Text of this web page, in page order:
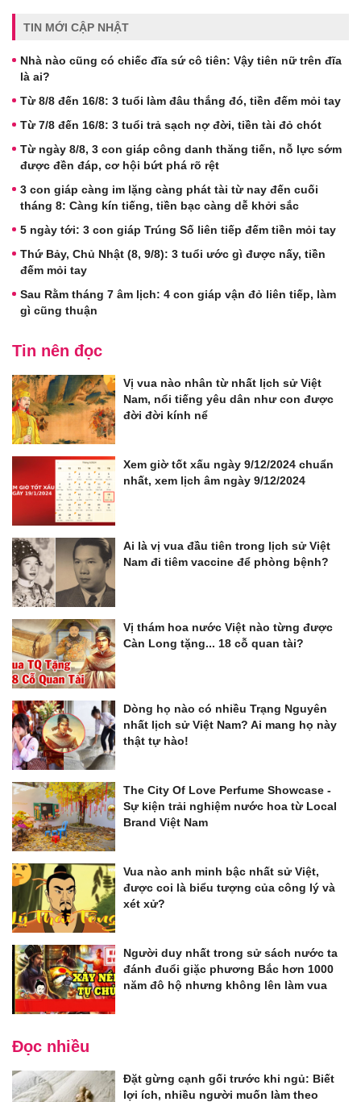
TIN MỚI CẬP NHẬT
Nhà nào cũng có chiếc đĩa sứ cô tiên: Vậy tiên nữ trên đĩa
là ai?
Từ 8/8 đến 16/8: 3 tuổi làm đâu thắng đó, tiền đếm mỏi tay
Từ 7/8 đến 16/8: 3 tuổi trả sạch nợ đời, tiền tài đỏ chót
Từ ngày 8/8, 3 con giáp công danh thăng tiến, nỗ lực sớm
được đền đáp, cơ hội bứt phá rõ rệt
3 con giáp càng im lặng càng phát tài từ nay đến cuối
tháng 8: Càng kín tiếng, tiền bạc càng dễ khởi sắc
5 ngày tới: 3 con giáp Trúng Số liên tiếp đếm tiền mỏi tay
Thứ Bảy, Chủ Nhật (8, 9/8): 3 tuổi ước gì được nấy, tiền
đếm mỏi tay
Sau Rằm tháng 7 âm lịch: 4 con giáp vận đỏ liên tiếp, làm
gì cũng thuận
Tin nên đọc
Vị vua nào nhân từ nhất lịch sử Việt
Nam, nổi tiếng yêu dân như con được
đời đời kính nể
Xem giờ tốt xấu ngày 9/12/2024 chuẩn
nhất, xem lịch âm ngày 9/12/2024
Ai là vị vua đầu tiên trong lịch sử Việt
Nam đi tiêm vaccine để phòng bệnh?
Vị thám hoa nước Việt nào từng được
Càn Long tặng... 18 cỗ quan tài?
Dòng họ nào có nhiều Trạng Nguyên
nhất lịch sử Việt Nam? Ai mang họ này
thật tự hào!
The City Of Love Perfume Showcase -
Sự kiện trải nghiệm nước hoa từ Local
Brand Việt Nam
Vua nào anh minh bậc nhất sử Việt,
được coi là biểu tượng của công lý và
xét xử?
Người duy nhất trong sử sách nước ta
đánh đuổi giặc phương Bắc hơn 1000
năm đô hộ nhưng không lên làm vua
Đọc nhiều
Đặt gừng cạnh gối trước khi ngủ: Biết
lợi ích, nhiều người muốn làm theo